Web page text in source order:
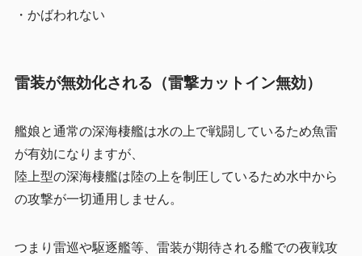
・かばわれない
雷装が無効化される（雷撃カットイン無効）
艦娘と通常の深海棲艦は水の上で戦闘しているため魚雷
が有効になりますが、
陸上型の深海棲艦は陸の上を制圧しているため水中から
の攻撃が一切通用しません。
つまり雷巡や駆逐艦等、雷装が期待される艦での夜戦攻